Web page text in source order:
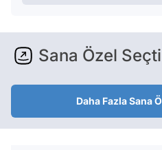
Sana Özel
Daha Fazla Sana